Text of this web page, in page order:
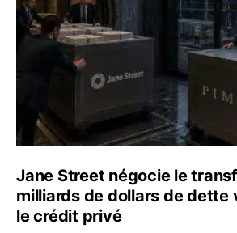
Jane Street négocie le
milliards de dollars de dette
le crédit privé